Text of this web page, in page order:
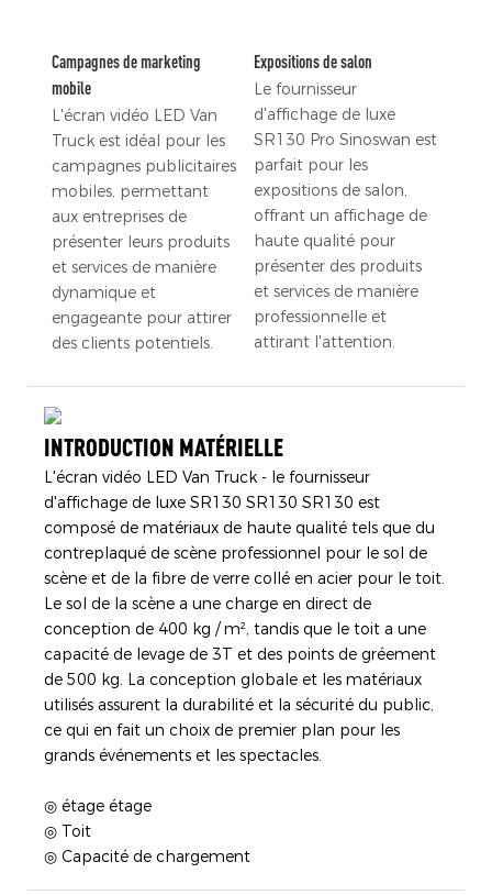
Campagnes de marketing
mobile
L'écran vidéo LED Van
Truck est idéal pour les
campagnes publicitaires
mobiles, permettant
aux entreprises de
présenter leurs produits
et services de manière
dynamique et
engageante pour attirer
des clients potentiels.
Expositions de salon
Le fournisseur
d'affichage de luxe
SR130 Pro Sinoswan est
parfait pour les
expositions de salon,
offrant un affichage de
haute qualité pour
présenter des produits
et services de manière
professionnelle et
attirant l'attention.
INTRODUCTION MATÉRIELLE
L'écran vidéo LED Van Truck - le fournisseur
d'affichage de luxe SR130 SR130 SR130 est
composé de matériaux de haute qualité tels que du
contreplaqué de scène professionnel pour le sol de
scène et de la fibre de verre collé en acier pour le toit.
Le sol de la scène a une charge en direct de
conception de 400 kg / m², tandis que le toit a une
capacité de levage de 3T et des points de gréement
de 500 kg. La conception globale et les matériaux
utilisés assurent la durabilité et la sécurité du public,
ce qui en fait un choix de premier plan pour les
grands événements et les spectacles.
◎ étage étage
◎ Toit
◎ Capacité de chargement